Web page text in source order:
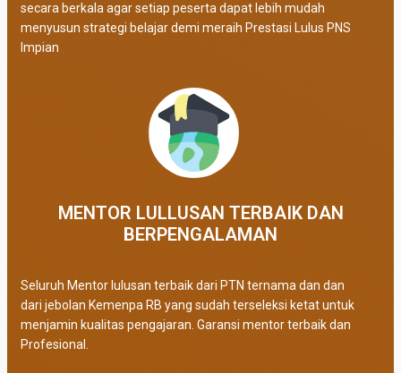
secara berkala agar setiap peserta dapat lebih mudah
menyusun strategi belajar demi meraih Prestasi Lulus PNS
Impian
MENTOR LULLUSAN TERBAIK DAN
BERPENGALAMAN
Seluruh Mentor lulusan terbaik dari PTN ternama dan dan
dari jebolan Kemenpa RB yang sudah terseleksi ketat untuk
menjamin kualitas pengajaran. Garansi mentor terbaik dan
Profesional.